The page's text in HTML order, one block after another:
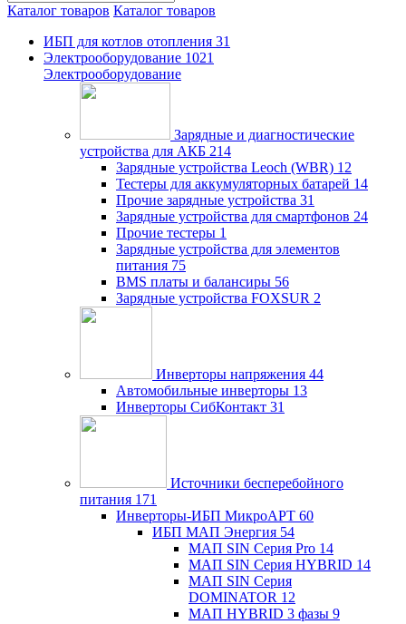
Каталог товаров Каталог товаров
ИБП для котлов отопления 31
Электрооборудование 1021
Электрооборудование
Зарядные и диагностические
устройства для АКБ 214
Зарядные устройства Leoch (WBR) 12
Тестеры для аккумуляторных батарей 14
Прочие зарядные устройства 31
Зарядные устройства для смартфонов 24
Прочие тестеры 1
Зарядные устройства для элементов
питания 75
BMS платы и балансиры 56
Зарядные устройства FOXSUR 2
Инверторы напряжения 44
Автомобильные инверторы 13
Инверторы СибКонтакт 31
Источники бесперебойного
питания 171
Инверторы-ИБП МикроАРТ 60
ИБП МАП Энергия 54
МАП SIN Серия Pro 14
МАП SIN Серия HYBRID 14
МАП SIN Серия
DOMINATOR 12
МАП HYBRID 3 фазы 9